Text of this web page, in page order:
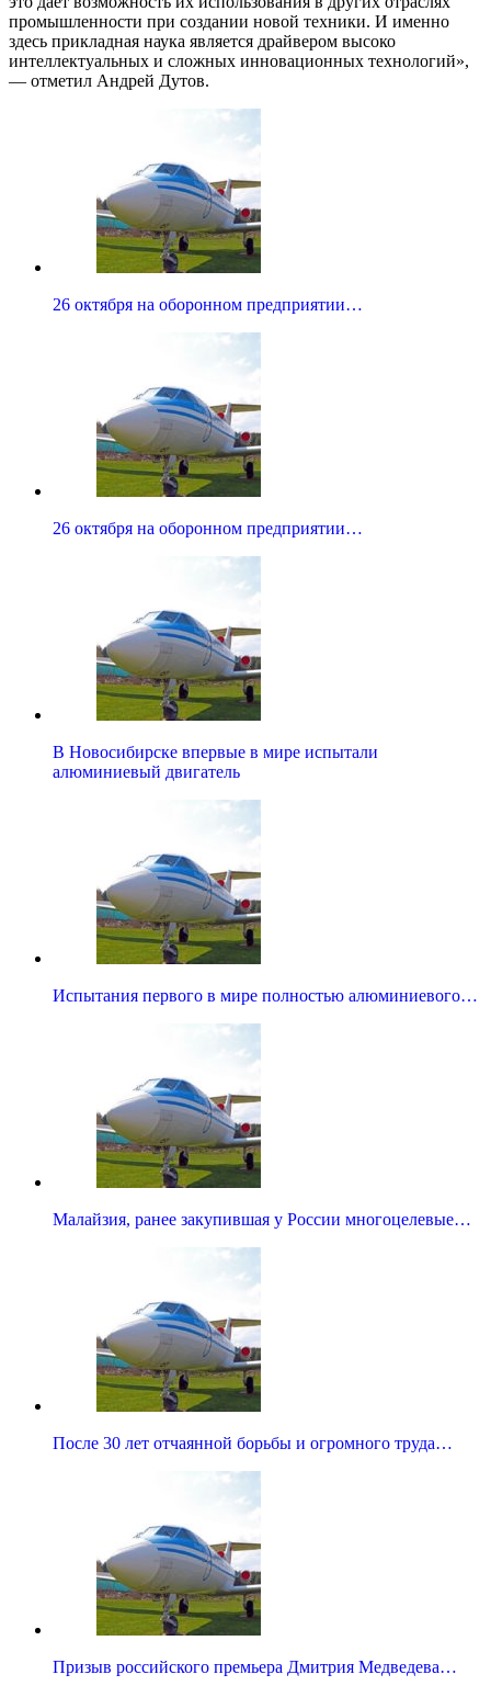
промышленности при создании новой техники. И именно
здесь прикладная наука является драйвером высоко
интеллектуальных и сложных инновационных технологий»,
— отметил Андрей Дутов.
26 октября на оборонном предприятии…
26 октября на оборонном предприятии…
В Новосибирске впервые в мире испытали
алюминиевый двигатель
Испытания первого в мире полностью алюминиевого…
Малайзия, ранее закупившая у России многоцелевые…
После 30 лет отчаянной борьбы и огромного труда…
Призыв российского премьера Дмитрия Медведева…